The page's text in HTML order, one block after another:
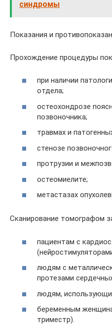
синдромы
Показания и
Прохождение процедуры
при наличии
отдела;
остеохондрозе
позвоночника;
травмах и
стенозе
протрузии и
остеомиелите;
метастазах
Сканирование томографом
пациентам с
людям с
протезами
людям,
беременным
триместр).